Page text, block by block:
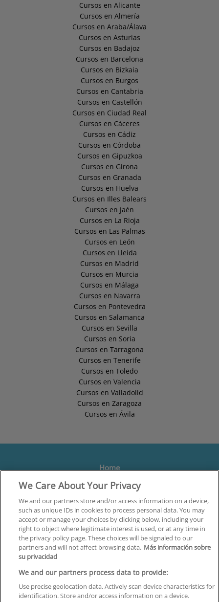
Cursos en Alicante
Cursos en Almería
Cursos en Araba/Álava
Cursos en Asturias
Cursos en Badajoz
Cursos en Barcelona
Cursos en Bizkaia
Cursos en Burgos
Cursos en Cantabria
Cursos en Castellón
Cursos en Ciudad Real
Cursos en Cáceres
Cursos en Cádiz
Cursos en Córdoba
Cursos en Gipuzkoa
Cursos en Girona
Cursos en Granada
Cursos en Huelva
Cursos en Illes Balears
Cursos en Jaén
Cursos en La Rioja
Cursos en Las Palmas
Cursos en León
Cursos en Lleida
Cursos en Madrid
Cursos en Murcia
Cursos en Málaga
Cursos en Navarra
Cursos en Pontevedra
Cursos en Salamanca
Cursos en Sevilla
Cursos en Soria
Cursos en Tarragona
Cursos en Tenerife
Cursos en Toledo
Cursos en Valencia
Cursos en Valladolid
Cursos en Zaragoza
Cursos en Ávila
Home
Formación
Centros
Orientación
Quiénes somos
Contacta
Aviso Legal
Política de Privacidad
We Care About Your Privacy
We and our partners store and/or access information on a device,
such as unique IDs in cookies to process personal data. You may
accept or manage your choices by clicking below, including your
right to object where legitimate interest is used, or at any time in
the privacy policy page. These choices will be signaled to our
partners and will not affect browsing data. Más información sobre
su privacidad
We and our partners process data to provide:
Use precise geolocation data. Actively scan device characteristics for
identification. Store and/or access information on a device.